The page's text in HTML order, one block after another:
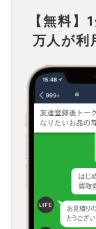
【無料
万人が利